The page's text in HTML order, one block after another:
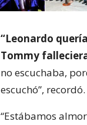
“Leonardo
Tommy
no escuchaba,
escuchó”, recordó.
“Estábamos